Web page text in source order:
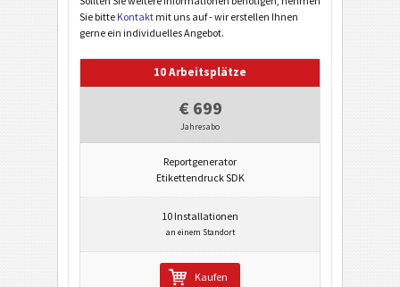
Sie bitte Kontakt mit uns auf - wir erstellen Ihnen
gerne ein individuelles Angebot.
10 Arbeitsplätze
€ 699
Jahresabo
Reportgenerator
Etikettendruck SDK
10 Installationen
an einem Standort
Kaufen